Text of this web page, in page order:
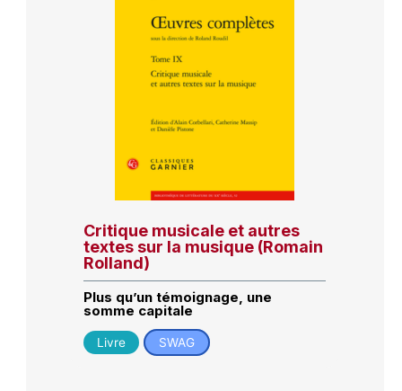
Critique musicale et autres
textes sur la musique (Romain
Rolland)
Plus qu’un témoignage, une
somme capitale
Livre SWAG